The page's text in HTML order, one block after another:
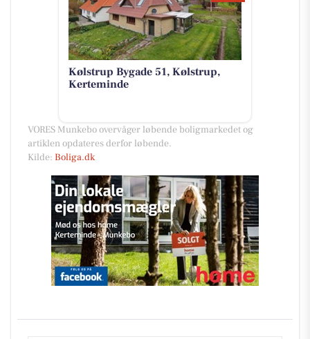
Kølstrup Bygade 51, Kølstrup,
Kerteminde
VORES Munkebo overvåger løbende boligmarkedet og
artiklen opdateres derfor løbende.
Kilde: Boliga.dk